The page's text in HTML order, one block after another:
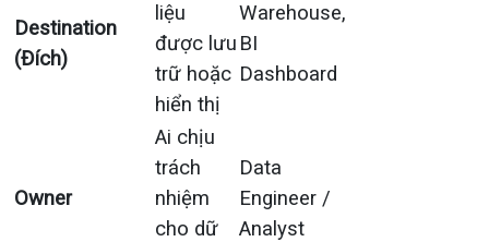
Destination
(Đích)
liệu
được lưu
trữ hoặc
hiển thị
Warehouse,
BI
Dashboard
Owner
Ai chịu
trách
nhiệm
cho dữ
Data
Engineer /
Analyst